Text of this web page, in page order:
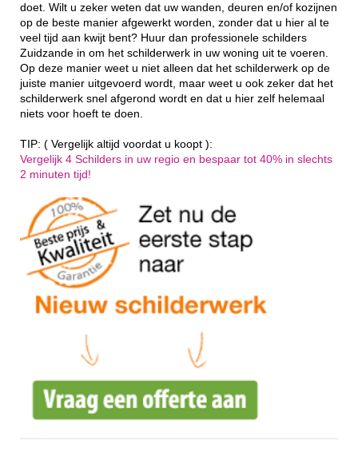
doet. Wilt u zeker weten dat uw wanden, deuren en/of kozijnen
op de beste manier afgewerkt worden, zonder dat u hier al te
veel tijd aan kwijt bent? Huur dan professionele schilders
Zuidzande in om het schilderwerk in uw woning uit te voeren.
Op deze manier weet u niet alleen dat het schilderwerk op de
juiste manier uitgevoerd wordt, maar weet u ook zeker dat het
schilderwerk snel afgerond wordt en dat u hier zelf helemaal
niets voor hoeft te doen.
TIP: ( Vergelijk altijd voordat u koopt ):
Vergelijk 4 Schilders in uw regio en bespaar tot 40% in slechts
2 minuten tijd!